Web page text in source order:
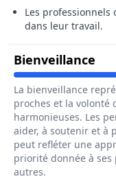
Les
dans leur travail.
Bienveillance
La bienveillance
proches et la volonté
harmonieuses. Les
aider, à soutenir et à
peut refléter une
priorité donnée à
autres.